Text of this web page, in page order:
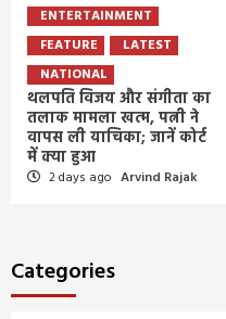
ENTERTAINMENT
FEATURE
LATEST
NATIONAL
थलपति विजय और संगीता का
तलाक मामला खत्म, पत्नी ने
वापस ली याचिका; जानें कोर्ट
में क्या हुआ
2 days ago Arvind Rajak
Categories